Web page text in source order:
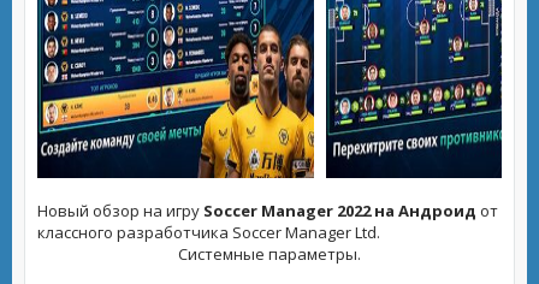
Новый обзор на игру Soccer Manager 2022 на Андроид от
классного разработчика Soccer Manager Ltd.
Системные параметры.